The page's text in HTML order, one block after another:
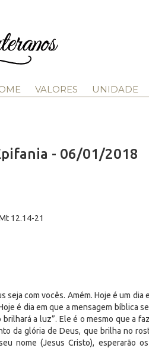
VALORES UNIDADE
- 06/01/2018
12.14-21
seja com vocês. Amém. Hoje é um
é dia em que a mensagem bíblica
a luz”. Ele é o mesmo que a
da glória de Deus, que brilha no
nome (Jesus Cristo), esperarão